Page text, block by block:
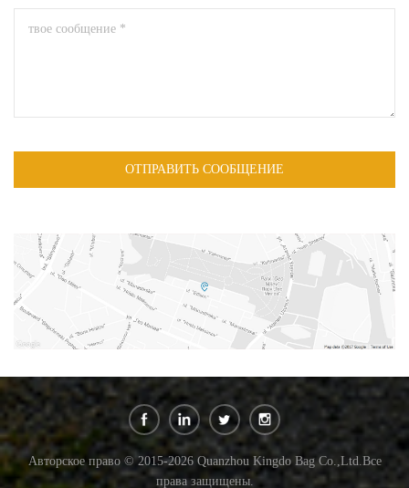
Авторское право © 2015-2026 Quanzhou Kingdo Bag Co.,Ltd.Все
права защищены.